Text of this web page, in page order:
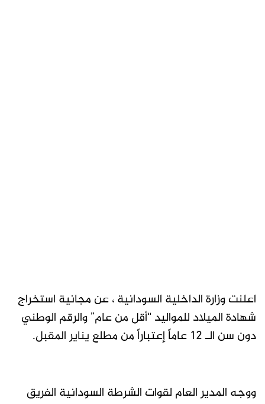
اعلنت وزارة الداخلية السودانية ، عن مجانية استخراج
شهادة الميلاد للمواليد “أقل من عام” والرقم الوطني
دون سن الـ 12 عاماً إعتباراً من مطلع يناير المقبل.
ووجه المدير العام لقوات الشرطة السودانية الفريق